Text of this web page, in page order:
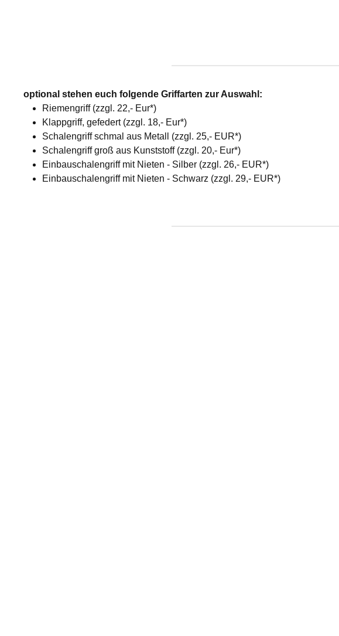
optional stehen euch folgende Griffarten zur Auswahl:
Riemengriff (zzgl. 22,- Eur*)
Klappgriff, gefedert (zzgl. 18,- Eur*)
Schalengriff schmal aus Metall (zzgl. 25,- EUR*)
Schalengriff groß aus Kunststoff (zzgl. 20,- Eur*)
Einbauschalengriff mit Nieten - Silber (zzgl. 26,- EUR*)
Einbauschalengriff mit Nieten - Schwarz (zzgl. 29,- EUR*)